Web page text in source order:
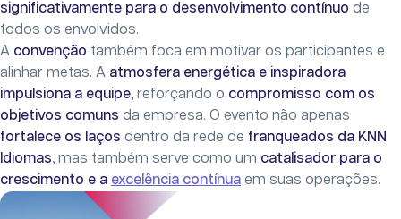
significativamente para o desenvolvimento contínuo de
todos os envolvidos.
A convenção também foca em motivar os participantes e
alinhar metas. A atmosfera energética e inspiradora
impulsiona a equipe, reforçando o compromisso com os
objetivos comuns da empresa. O evento não apenas
fortalece os laços dentro da rede de franqueados da KNN
Idiomas, mas também serve como um catalisador para o
crescimento e a excelência contínua em suas operações.